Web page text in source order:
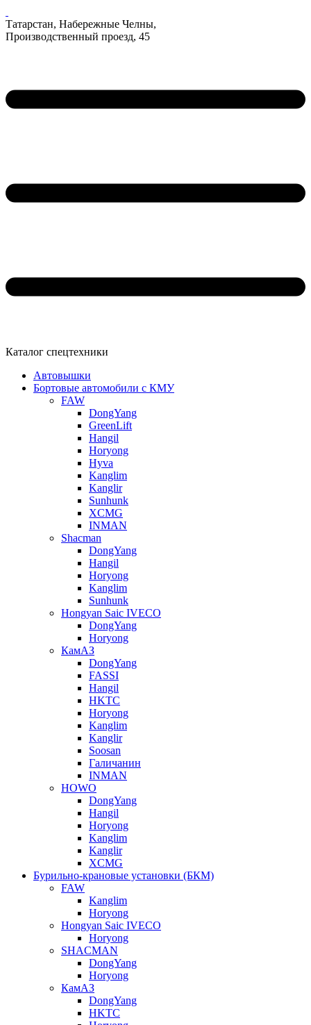
Татарстан, Набережные Челны,
Производственный проезд, 45
Каталог спецтехники
Автовышки
Бортовые автомобили с КМУ
FAW
DongYang
GreenLift
Hangil
Horyong
Hyva
Kanglim
Kanglir
Sunhunk
XCMG
INMAN
Shacman
DongYang
Hangil
Horyong
Kanglim
Sunhunk
Hongyan Saic IVECO
DongYang
Horyong
КамАЗ
DongYang
FASSI
Hangil
HKTC
Horyong
Kanglim
Kanglir
Soosan
Галичанин
INMAN
HOWO
DongYang
Hangil
Horyong
Kanglim
Kanglir
XCMG
Бурильно-крановые установки (БКМ)
FAW
Kanglim
Horyong
Hongyan Saic IVECO
Horyong
SHACMAN
DongYang
Horyong
КамАЗ
DongYang
HKTC